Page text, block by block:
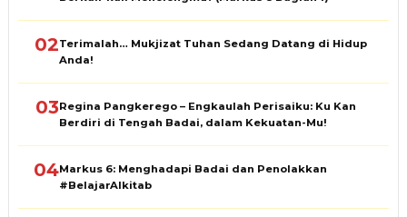
02Terimalah… Mukjizat Tuhan Sedang Datang di Hidup
Anda!
03Regina Pangkerego – Engkaulah Perisaiku: Ku Kan
Berdiri di Tengah Badai, dalam Kekuatan-Mu!
04Markus 6: Menghadapi Badai dan Penolakkan
#BelajarAlkitab